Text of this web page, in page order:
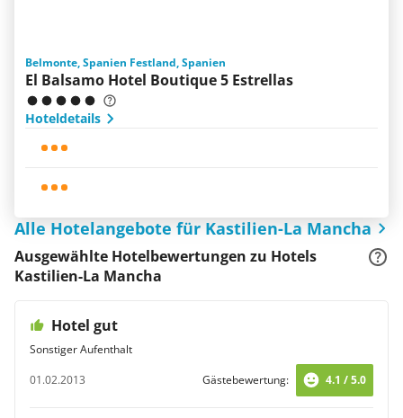
Belmonte, Spanien Festland, Spanien
El Balsamo Hotel Boutique 5 Estrellas
Hoteldetails
Alle Hotelangebote für Kastilien-La Mancha
Ausgewählte Hotelbewertungen zu Hotels
Kastilien-La Mancha
Hotel gut
Sonstiger Aufenthalt
01.02.2013
Gästebewertung: 4.1 / 5.0